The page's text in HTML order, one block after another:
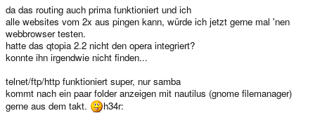
da das routing auch prima funktioniert und ich
alle websites vom 2x aus pingen kann, würde ich jetzt gerne mal 'nen
webbrowser testen.
hatte das qtopia 2.2 nicht den opera integriert?
konnte ihn irgendwie nicht finden...
telnet/ftp/http funktioniert super, nur samba
kommt nach ein paar folder anzeigen mit nautilus (gnome filemanager)
gerne aus dem takt.
h34r: